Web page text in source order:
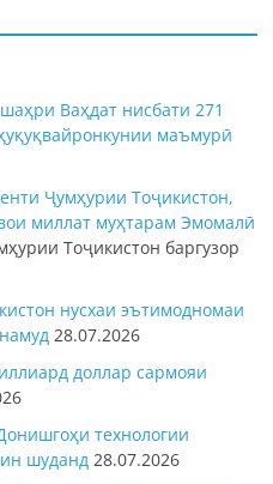
Ваҳдат нисбати 271
маъмурӣ
Ҷумҳурии Тоҷикистон,
миллат муҳтарам Эмомалӣ
Тоҷикистон баргузор
нусхаи эътимодномаи
28.07.2026
доллар сармояи
технологии
шуданд 28.07.2026